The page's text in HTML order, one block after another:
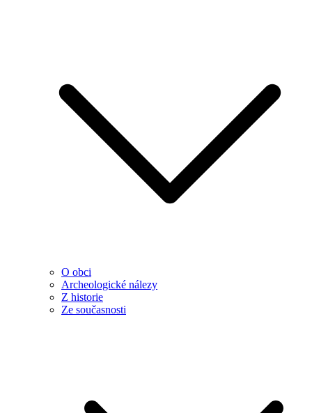
O obci
Archeologické nálezy
Z historie
Ze současnosti